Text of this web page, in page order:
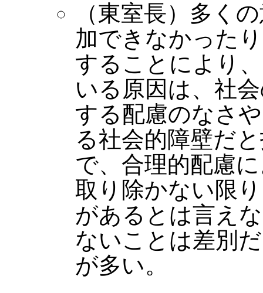
（東室長）多く
加できなかった
することにより
いる原因は、社
する配慮のなさ
る社会的障壁だ
で、合理的配慮
取り除かない限
があるとは言え
ないことは差別
が多い。